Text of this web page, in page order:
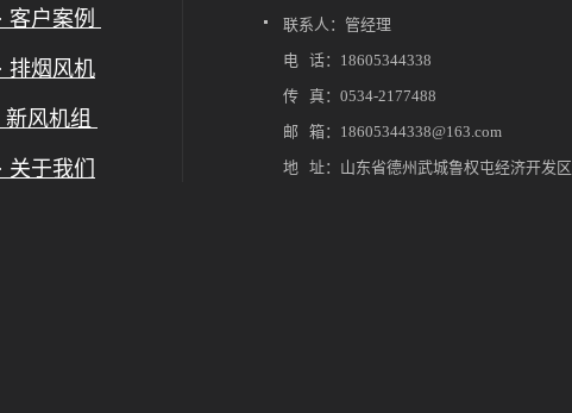
· 客户案例
· 排烟风机
新风机组
· 关于我们
联系人：管经理
电 话：18605344338
传 真：0534-2177488
邮 箱：18605344338@163.com
地 址：山东省德州武城鲁权屯经济开发区